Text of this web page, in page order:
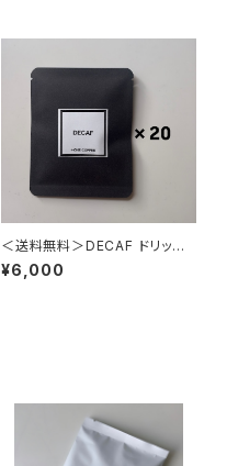
＜送料無料＞DECAF ドリップ
パック 20個
¥6,000